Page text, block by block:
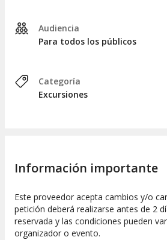
Audiencia
Para todos los públicos
Categoría
Excursiones
Información importante
Este proveedor acepta cambios y/o
petición deberá realizarse antes de 2
reservada y las condiciones pueden
organizador o evento.